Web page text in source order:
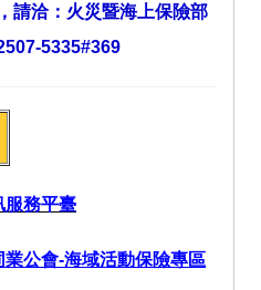
請洽：火災暨海上保險部
5335#369
服務平臺
公會-海域活動保險專區